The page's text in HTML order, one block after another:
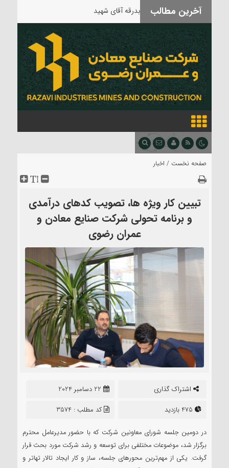
آخرین مطالب بدرقه آقای شهید
صفحه نخست / اخبار
تبیین کار ویژه ها، تصویب کدهای درآمدی
و برنامه تحولی شرکت صنایع معادن و
عمران رضوی
اشتراک گذاری
22 دسامبر 2024
کد مطلب : 3574
در دومین جلسه شورای معاونین شرکت که با حضور مدیرعامل محترم
برگزار شد، موضوعات مختلفی برای توسعه و رشد شرکت مورد بحث قرار
گرفت. یکی از مهم‌ترین محورهای جلسه، ساز و کار ایجاد تالار تهاتر و